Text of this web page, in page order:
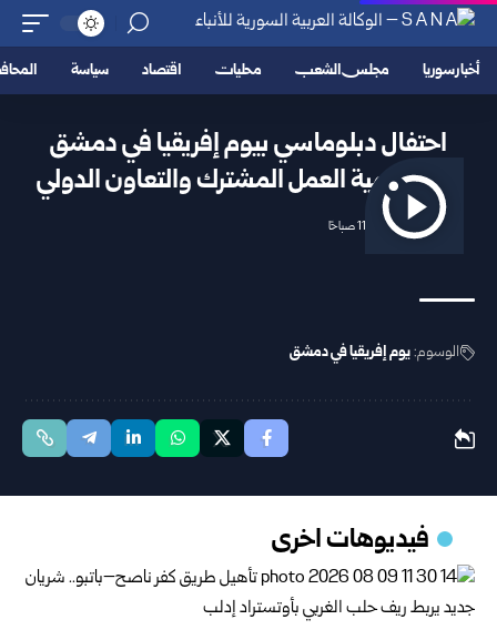
أخبار سوريا مجلس الشعب محليات اقتصاد سياسة
احتفال دبلوماسي بيوم إفريقيا في دمشق
يؤكد أهمية العمل المشترك والتعاون الدولي
2026/06/09 11:27 صباحًا
الوسوم:يوم إفريقيا في دمشق
فيديوهات اخرى